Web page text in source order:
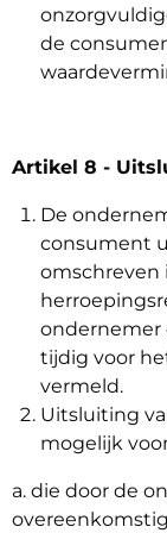
de
Artikel 8 -
De
consument
omschreven
ondernemer
tijdig voor
vermeld.
Uitsluiting
mogelijk
a. die door de